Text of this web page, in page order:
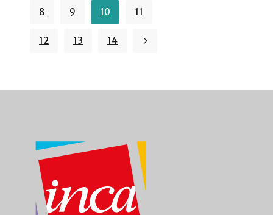
8 9 10 11
12 13 14